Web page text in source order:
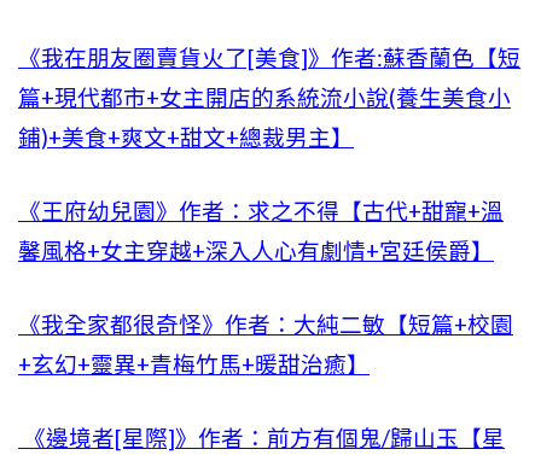
《我在朋友圈賣貨火了[美食]》作者:蘇香蘭色【短
篇+現代都市+女主開店的系統流小說(養生美食小
鋪)+美食+爽文+甜文+總裁男主】
《王府幼兒園》作者：求之不得【古代+甜寵+溫
馨風格+女主穿越+深入人心有劇情+宮廷侯爵】
《我全家都很奇怪》作者：大純二敏【短篇+校園
+玄幻+靈異+青梅竹馬+暖甜治癒】
《邊境者[星際]》作者：前方有個鬼/歸山玉【星